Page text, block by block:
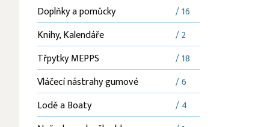
Doplňky a pomůcky
/ 16
Knihy, Kalendáře
/ 2
Třpytky MEPPS
/ 18
Vláčecí nástrahy gumové
/ 6
Lodě a Boaty
/ 4